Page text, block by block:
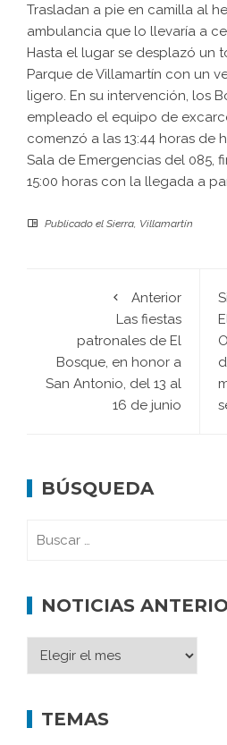
Trasladan a pie en camilla al
ambulancia que lo llevaría a
Hasta el lugar se desplazó un
Parque de Villamartín con un
ligero. En su intervención, los
empleado el equipo de
comenzó a las 13:44 horas de
Sala de Emergencias del 085,
15:00 horas con la llegada a
Publicado el Sierra, Villamartín
Anterior
Las fiestas
patronales de El
Bosque, en honor a
San Antonio, del 13 al
16 de junio
BÚSQUEDA
NOTICIAS
TEMAS